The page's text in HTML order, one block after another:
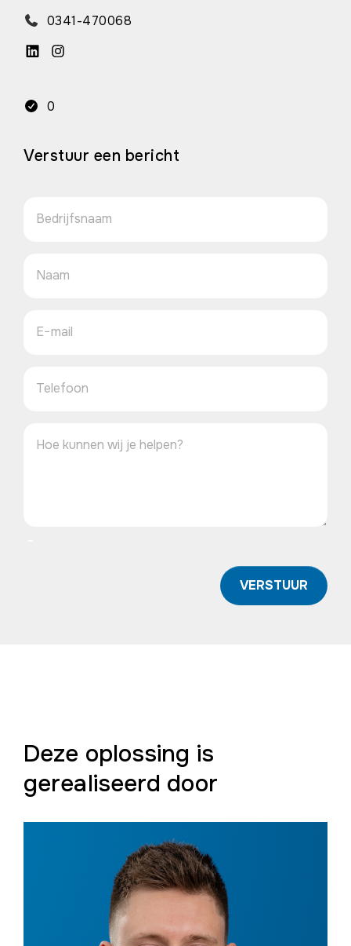
0341-470068
0
Verstuur een bericht
Deze oplossing is
gerealiseerd door